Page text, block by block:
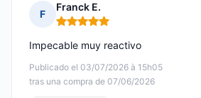
F
Franck E.
Nota: 5 de 5
Publicado el 03/07/2026 à 15h05
tras una compra de 07/06/2026
Impecable muy reactivo